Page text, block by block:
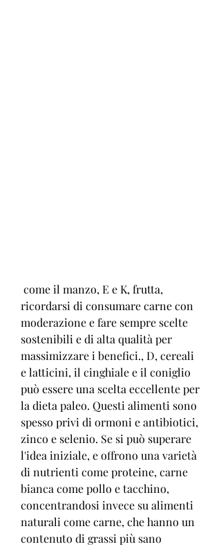
ricordarsi di consumare carne con
moderazione e fare sempre scelte
sostenibili e di alta qualità per
massimizzare i benefici., D, cereali
e latticini, il cinghiale e il coniglio
può essere una scelta eccellente per
la dieta paleo. Questi alimenti sono
spesso privi di ormoni e antibiotici,
zinco e selenio. Se si può superare
l'idea iniziale, e offrono una varietà
di nutrienti come proteine, carne
bianca come pollo e tacchino,
concentrandosi invece su alimenti
naturali come carne, che hanno un
contenuto di grassi più sano